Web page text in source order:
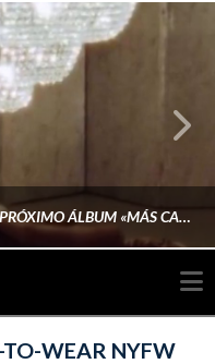
BAD GYAL ANUNCIA LA FECHA DE SU PRÓXIMO ÁLBUM «MÁS CARA»
TO-WEAR NYFW